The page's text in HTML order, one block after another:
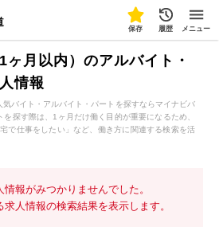
保存 履歴 メニュー
ヶ月以内）のアルバイト・
情報
バイト・アルバイト・パートを探すならマイナビバ
探す際は、1ヶ月だけ働く目的が重要になるため、
で仕事をしたい」など、働き方に関連する検索を活
報がみつかりませんでした。
人情報の検索結果を表示します。